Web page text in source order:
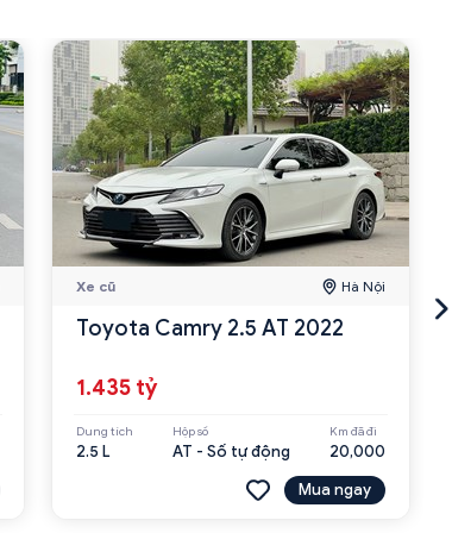
Xe cũ Hà Nội
Toyota Camry 2.5 AT 2022
1.435 tỷ
Dung tích
2.5 L
Hộp số
AT - Số tự động
Km đã đi
20,000
Mua ngay